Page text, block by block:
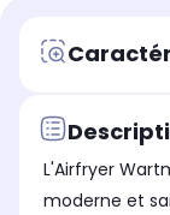
Nombres de bacs
-
10 programmes
Cuve amovible
Oui
L'Airfryer
moderne et